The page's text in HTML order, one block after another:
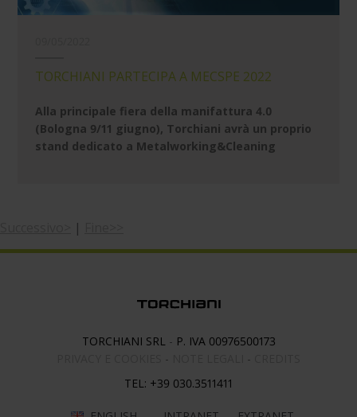
TORCHIANI PARTECIPA A MECSPE 2022
Alla principale fiera della manifattura 4.0
(Bologna 9/11 giugno), Torchiani avrà un proprio
stand dedicato a Metalworking&Cleaning
|
TORCHIANI SRL - P. IVA 00976500173
- -
TEL: +39 030.3511411